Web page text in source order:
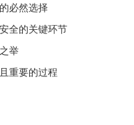
必然选择
全的关键环节
举
重要的过程